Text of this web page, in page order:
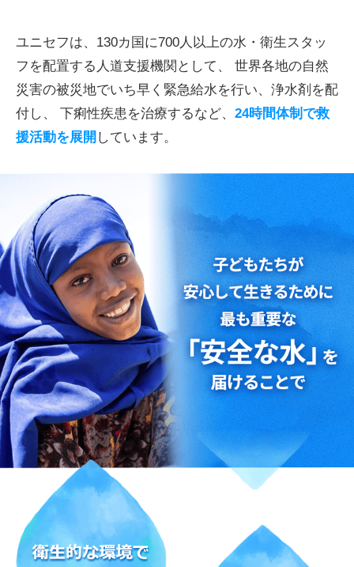
ユニセフは、130カ国に700人以上の水・衛生スタッ
フを配置する人道支援機関として、
世界各地の自然
災害の被災地でいち早く緊急給水を行い、浄水剤を配
付し、
下痢性疾患を治療するなど、 24時間体制で救
援活動を展開 しています。